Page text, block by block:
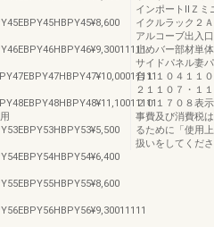
インポートⅡＺミ
イクルラック２
アルコーブ出入
止めバー部材単
サイドパネル妻
合１１０４１１
２１１０７・１
２０１７０８表
事費及び消費税
るために「使用
扱いをしてくだ